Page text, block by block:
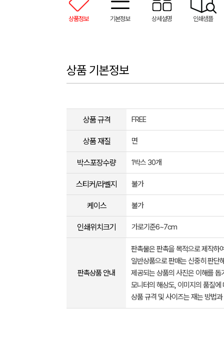
상품정보 기본정보 상세설명 인쇄샘플
상품 기본정보
상품 규격 FREE
상품 재질 면
박스포장수량 1박스 30개
스티커/라벨지 불가
케이스 불가
인쇄위치크기 가로기준6~7cm
판촉상품 안내
판촉물은 판촉을 목적으로 제작하
일반상품으로 판매는 신중히 판단
제공되는 상품의 사진은 이해를
모니터의 해상도, 이미지의 품질
상품 규격 및 사이즈는 재는 방법